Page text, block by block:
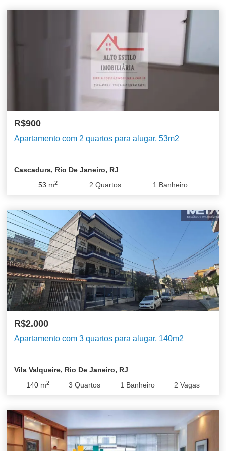
R$900
Apartamento com 2 quartos para alugar, 53m2
Cascadura, Rio De Janeiro, RJ
53 m2 2 Quartos 1 Banheiro
R$2.000
Apartamento com 3 quartos para alugar, 140m2
Vila Valqueire, Rio De Janeiro, RJ
140m2 3 Quartos 1 Banheiro 2 Vagas